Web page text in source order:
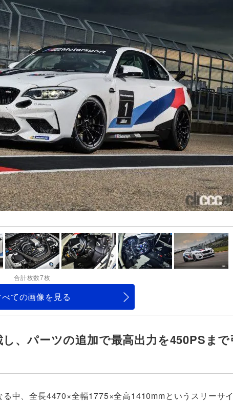
合計枚数7枚
ての画像を見る
、パーツの追加で最高出力を450PSま
中、全長4470×全幅1775×全高1410mmというスリーサ